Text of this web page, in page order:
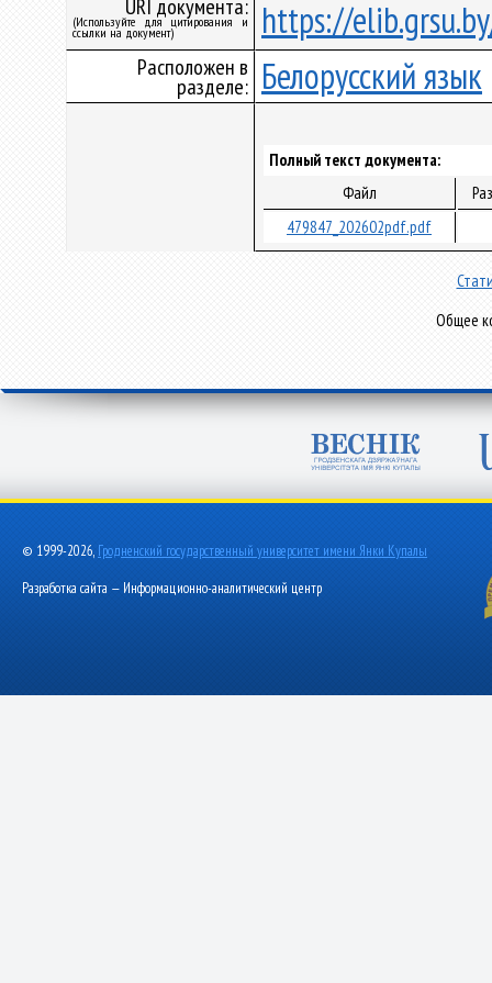
URI документа:
(Используйте для цитирования и
ссылки на документ) https://
Расположен в
разделе: Белорусский язык
Полный текст документа:
Файл
479847_202602pdf.pdf
Общее
© 1999-2026, Гродненский государственный университет имени Янки Купалы
Разработка сайта — Информационно-аналитический центр